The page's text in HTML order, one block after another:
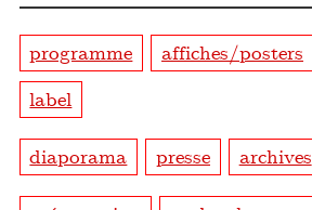
programme affiches/posters
label
diaporama presse archives